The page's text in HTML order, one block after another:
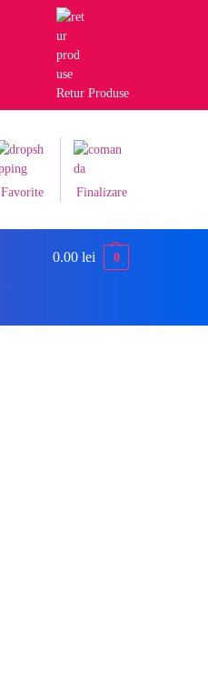
Retur Produse
Favorite Finalizare
0.00 lei 0